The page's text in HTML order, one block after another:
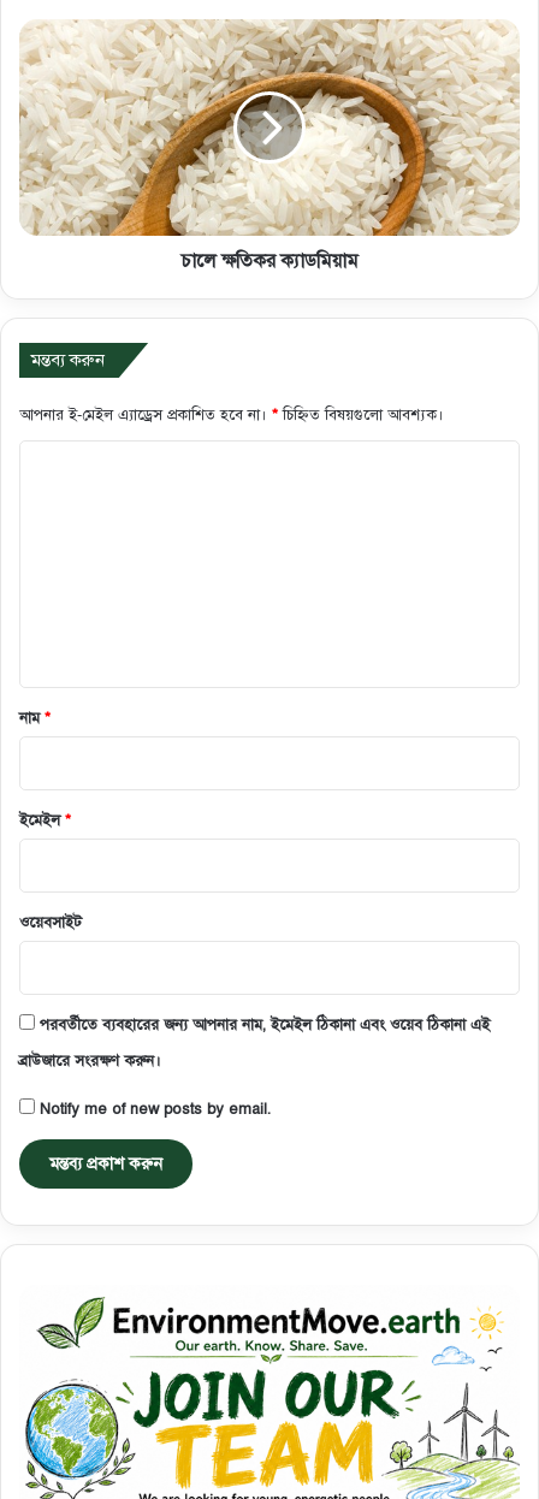
চালে ক্ষতিকর ক্যাডমিয়াম
মন্তব্য করুন
আপনার ই-মেইল এ্যাড্রেস প্রকাশিত হবে না। *চিহ্নিত বিষয়গুলো আবশ্যক।
নাম*
ইমেইল*
ওয়েবসাইট
পরবর্তীতে ব্যবহারের জন্য আপনার নাম, ইমেইল ঠিকানা এবং ওয়েব ঠিকানা এই
ব্রাউজারে সংরক্ষণ করুন।
Notify me of new posts by email.